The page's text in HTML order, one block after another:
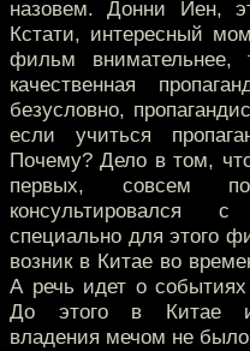
назовем. Донни Йен,
Кстати, интересный
фильм
качественная
безусловно,
если учиться
Почему? Дело в том,
первых, совсем
консультировался
специально для этого
возник в Китае во
А речь идет о
До этого в Китае
владения мечом не